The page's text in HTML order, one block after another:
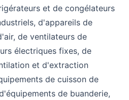
et de congélateurs
d'appareils de
de ventilateurs de
électriques fixes, de
et d'extraction
de cuisson de
de buanderie,